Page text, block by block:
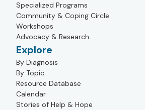
Specialized Programs
Community & Coping Circle
Workshops
Advocacy & Research
Explore
By Diagnosis
By Topic
Resource Database
Calendar
Stories of Help & Hope